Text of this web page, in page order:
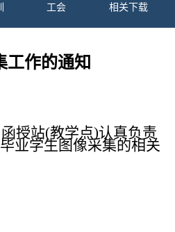
工会 相关下载
工作的通知
授站(教学点)认真负责
业学生图像采集的相关